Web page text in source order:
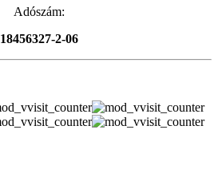
Adószám:
18456327-2-06